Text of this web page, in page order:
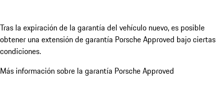
Tras la expiración de la garantía del vehículo nuevo, es posible
obtener una extensión de garantía Porsche Approved bajo ciertas
condiciones.
Más información sobre la garantía Porsche Approved